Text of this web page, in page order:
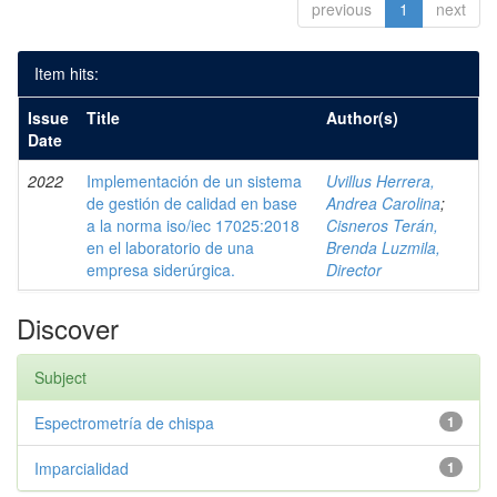
previous 1 next
Item hits:
Issue
Date
Title Author(s)
2022
Implementación de un sistema
de gestión de calidad en base
a la norma iso/iec 17025:2018
en el laboratorio de una
empresa siderúrgica.
Uvillus Herrera,
Andrea Carolina;
Cisneros Terán,
Brenda Luzmila,
Director
Discover
Subject
1
Espectrometría de chispa
1
Imparcialidad